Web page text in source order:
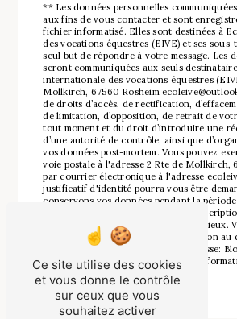
** Les données personnelles
aux fins de vous contacter et sont
fichier informatisé. Elles sont destinées à
des vocations équestres (EIVE) et ses
seul but de répondre à votre message. Les
seront communiquées aux seuls
internationale des vocations équestres
Mollkirch, 67560 Rosheim
de droits d’accès, de rectification,
de limitation, d’opposition, de retrait de
tout moment et du droit d’introduire une
d’une autorité de contrôle, ainsi que
vos données post-mortem. Vous pouvez
voie postale à l'adresse 2 Rte de Mollkirch,
par courrier électronique à l'adresse
justificatif d'identité pourra vous être
conservons vos données pendant la
contact puis pendant la durée de
probatoires et de gestion des contentieux.
de vous inscrire sur la liste d'opposition au
téléphonique, disponible à cette adresse:
Consultez le site cnil.fr pour plus
droits.
Ce site utilise des cookies
et vous donne le contrôle
sur ceux que vous
souhaitez activer